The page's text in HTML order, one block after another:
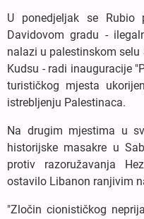
U ponedjeljak se Rubio
Davidovom gradu -
nalazi u palestinskom
Kudsu - radi inauguracije
turističkog mjesta
istrebljenju Palestinaca.
Na drugim mjestima u
historijske masakre u
protiv razoružavanja
ostavilo Libanon ranjivim
"Zločin cionističkog